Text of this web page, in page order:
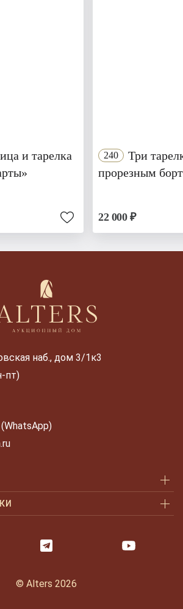
и тарелка
240
Три
прорезным
22 000 ₽
наб., дом 3/1к3
пт)
вопросы
© Alters 2026